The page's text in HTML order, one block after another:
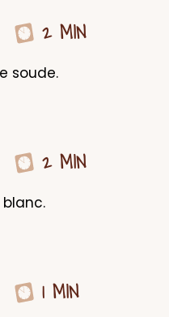
2 MIN
soude.
2 MIN
1 MIN